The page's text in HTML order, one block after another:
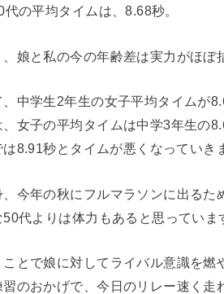
代の平均タイムは、8.68秒。
娘と私の今の年齢差は実力がほぼ
、中学生2年生の女子平均タイムが
、女子の平均タイムは中学3年生の
8.91秒とタイムが悪くなっていき
、今年の秋にフルマラソンに出る
代よりは体力もあると思っていま
ことで娘に対してライバル意識を
習のおかげで、今日のリレー速く走